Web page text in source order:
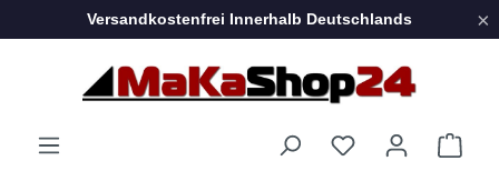
Zum Hauptinhalt springen
Versandkostenfrei Innerhalb Deutschlands ×